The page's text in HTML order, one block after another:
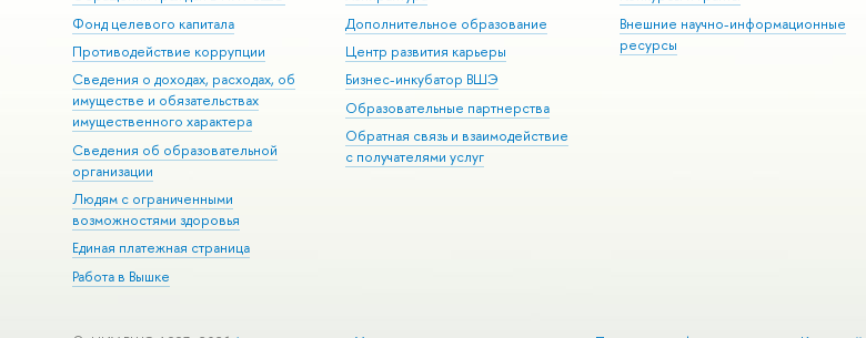
Фонд целевого капитала
Противодействие коррупции
Сведения о доходах, расходах, об
имуществе и обязательствах
имущественного характера
Сведения об образовательной
организации
Людям с ограниченными
возможностями здоровья
Единая платежная страница
Работа в Вышке
Дополнительное образование
Центр развития карьеры
Бизнес-инкубатор ВШЭ
Образовательные партнерства
Обратная связь и взаимодействие
с получателями услуг
Внешние научно-информационные
ресурсы